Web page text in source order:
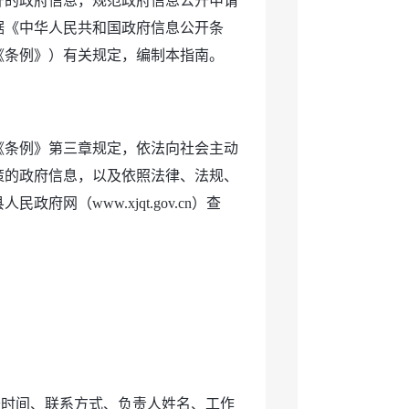
中华人民共和国政府信息公开条
例》）有关规定，编制本指南。
例》第三章规定，依法向社会主动
政府信息，以及依照法律、法规、
民政府网（www.xjqt.gov.cn）查
间、联系方式、负责人姓名、工作